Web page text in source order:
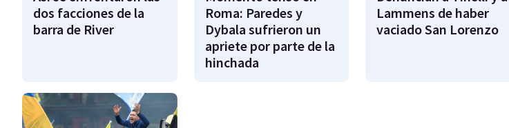
dos facciones de la
barra de River
Roma: Paredes y
Dybala sufrieron un
apriete por parte de la
hinchada
Lammens de haber
vaciado San Lorenzo